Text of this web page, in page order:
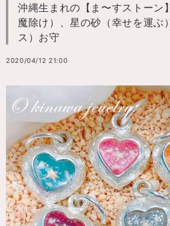
沖縄生まれの【ま〜すストーン
魔除け）、星の砂（幸せを運ぶ
ス）お守
2020/04/12 21:00